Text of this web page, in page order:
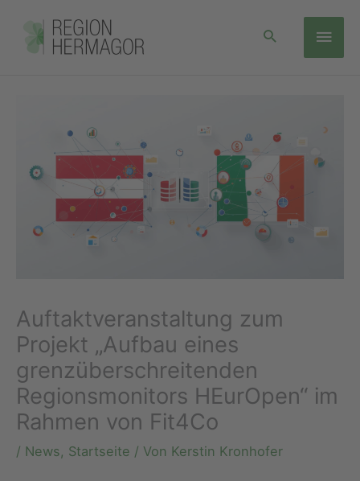
springen
Auftaktveranstaltung zum
Projekt „Aufbau eines
grenzüberschreitenden
Regionsmonitors HEurOpen“ im
Rahmen von Fit4Co
/ News, Startseite / Von Kerstin Kronhofer